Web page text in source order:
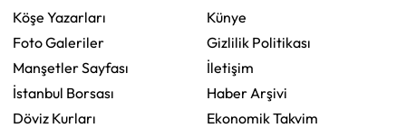
Köşe Yazarları
Foto Galeriler
Manşetler Sayfası
İstanbul Borsası
Döviz Kurları
Künye
Gizlilik Politikası
İletişim
Haber Arşivi
Ekonomik Takvim